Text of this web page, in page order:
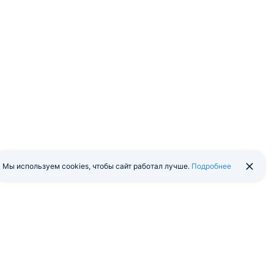
Мы используем cookies, чтобы сайт работал лучше. Подробнее